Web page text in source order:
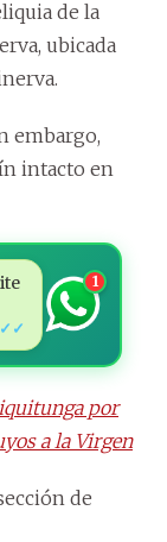
de la
ubicada
embargo,
intacto en
✓✓
1
por
a la Virgen
de